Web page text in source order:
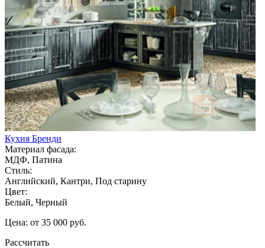
Кухня Бренди
Материал фасада:
МДФ, Патина
Стиль:
Английский, Кантри, Под старину
Цвет:
Белый, Черный
Цена: от 35 000 руб.
Рассчитать